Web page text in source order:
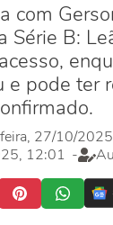
com
Série B:
e pode ter
27/10/
12:01 -